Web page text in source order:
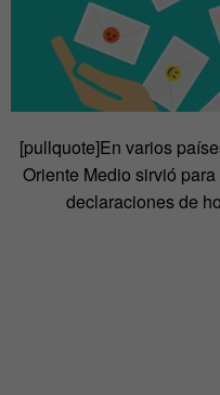
[pullquote]En varios
Oriente Medio sirvió
declaraciones de